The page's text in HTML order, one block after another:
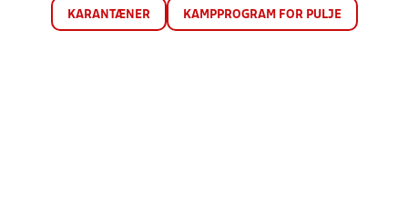
KARANTÆNER KAMPPROGRAM FOR PULJE